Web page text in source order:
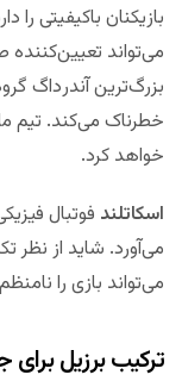
بازیکنان باکیفیتی را
می‌تواند
بزرگ‌ترین آندر‌داگ
خطرناک می‌کند. تیم
خواهد کرد.
اسکاتلند فوتبال
می‌آورد. شاید از نظر
می‌تواند بازی را
ترکیب برزیل برای